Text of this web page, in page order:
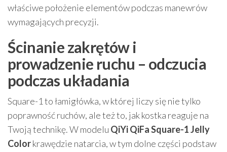
właściwe położenie elementów podczas manewrów
wymagających precyzji.
Ścinanie zakrętów i
prowadzenie ruchu – odczucia
podczas układania
Square-1 to łamigłówka, w której liczy się nie tylko
poprawność ruchów, ale też to, jak kostka reaguje na
Twoją technikę. W modelu QiYi QiFa Square-1 Jelly
Colorkrawędzie natarcia, w tym dolne części podstaw